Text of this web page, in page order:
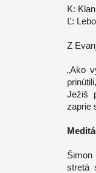
K:
Ľ:
Z
„Ako
Ježiš
zaprie
stretá